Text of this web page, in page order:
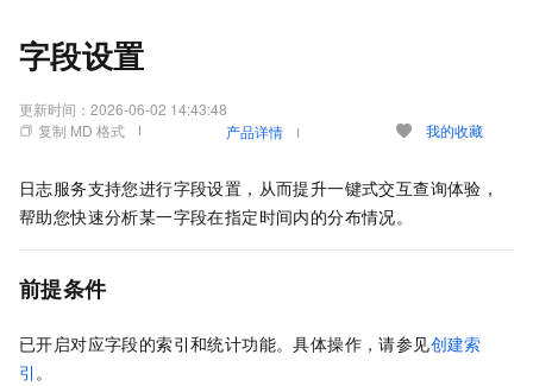
字段设置
更新时间： 2026-06-02 14:43:48
复制 MD 格式
产品详情 我的收藏
日志服务支持您进行字段设置，从而提升一键式交互查询体验，
帮助您快速分析某一字段在指定时间内的分布情况。
前提条件
已开启对应字段的索引和统计功能。具体操作，请参见创建索
引 。